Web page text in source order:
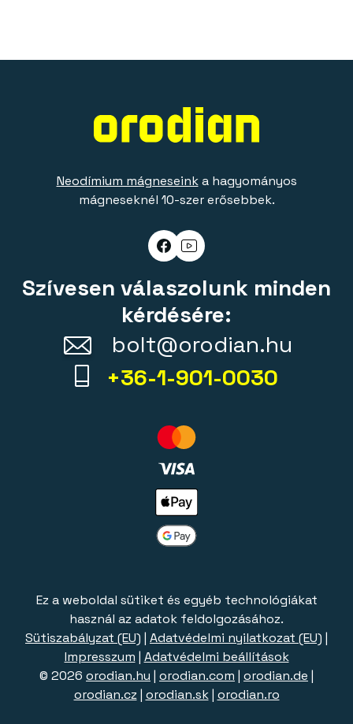
Neodímium mágneseinka hagyományos
mágneseknél 10-szer erősebbek.
Szívesen válaszolunk minden
kérdésére:
bolt@orodian.hu
+36-1-901-0030
Ez a weboldal sütiket és egyéb technológiákat
használ az adatok feldolgozásához.
Sütiszabályzat (EU) | Adatvédelmi nyilatkozat (EU) |
Impresszum | Adatvédelmi beállítások
© 2026 orodian.hu | orodian.com | orodian.de |
orodian.cz| orodian.sk| orodian.ro